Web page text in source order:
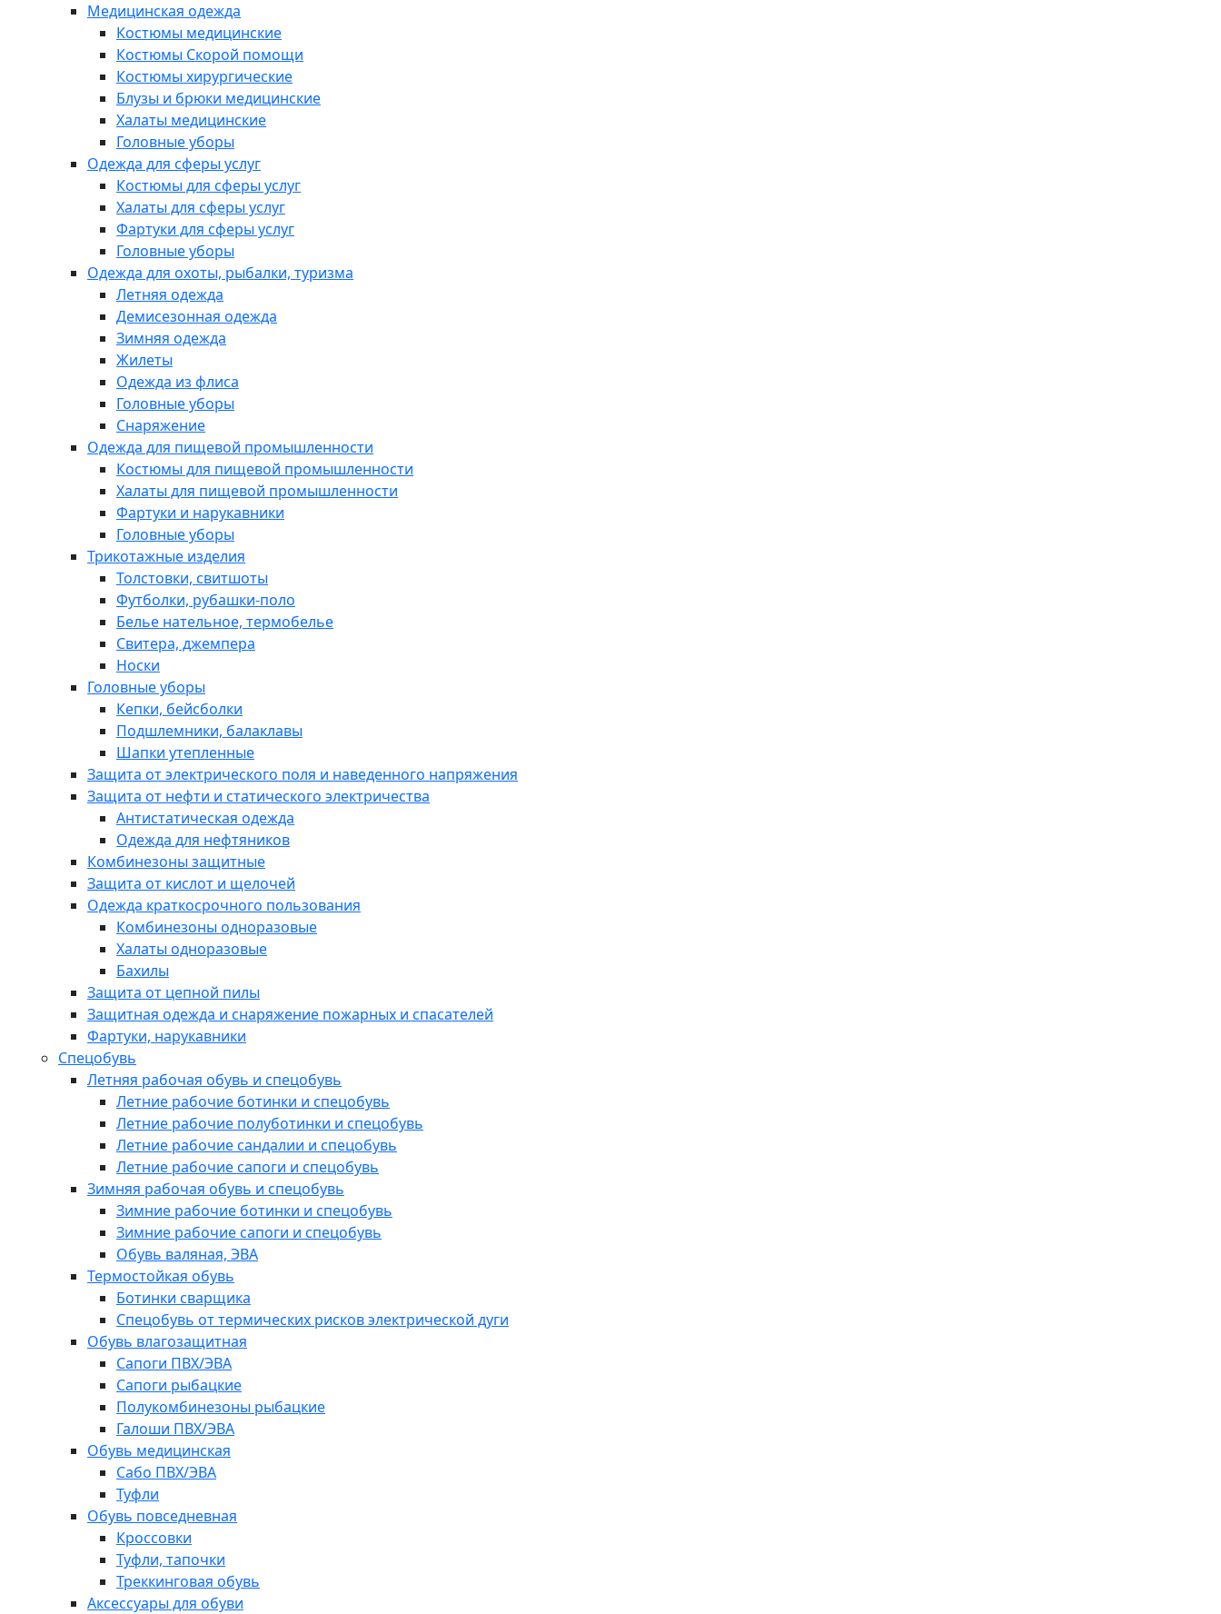
Медицинская одежда
Костюмы медицинские
Костюмы Скорой помощи
Костюмы хирургические
Блузы и брюки медицинские
Халаты медицинские
Головные уборы
Одежда для сферы услуг
Костюмы для сферы услуг
Халаты для сферы услуг
Фартуки для сферы услуг
Головные уборы
Одежда для охоты, рыбалки, туризма
Летняя одежда
Демисезонная одежда
Зимняя одежда
Жилеты
Одежда из флиса
Головные уборы
Снаряжение
Одежда для пищевой промышленности
Костюмы для пищевой промышленности
Халаты для пищевой промышленности
Фартуки и нарукавники
Головные уборы
Трикотажные изделия
Толстовки, свитшоты
Футболки, рубашки-поло
Белье нательное, термобелье
Свитера, джемпера
Носки
Головные уборы
Кепки, бейсболки
Подшлемники, балаклавы
Шапки утепленные
Защита от электрического поля и наведенного напряжения
Защита от нефти и статического электричества
Антистатическая одежда
Одежда для нефтяников
Комбинезоны защитные
Защита от кислот и щелочей
Одежда краткосрочного пользования
Комбинезоны одноразовые
Халаты одноразовые
Бахилы
Защита от цепной пилы
Защитная одежда и снаряжение пожарных и спасателей
Фартуки, нарукавники
Спецобувь
Летняя рабочая обувь и спецобувь
Летние рабочие ботинки и спецобувь
Летние рабочие полуботинки и спецобувь
Летние рабочие сандалии и спецобувь
Летние рабочие сапоги и спецобувь
Зимняя рабочая обувь и спецобувь
Зимние рабочие ботинки и спецобувь
Зимние рабочие сапоги и спецобувь
Обувь валяная, ЭВА
Термостойкая обувь
Ботинки сварщика
Спецобувь от термических рисков электрической дуги
Обувь влагозащитная
Сапоги ПВХ/ЭВА
Сапоги рыбацкие
Полукомбинезоны рыбацкие
Галоши ПВХ/ЭВА
Обувь медицинская
Сабо ПВХ/ЭВА
Туфли
Обувь повседневная
Кроссовки
Туфли, тапочки
Треккинговая обувь
Аксессуары для обуви